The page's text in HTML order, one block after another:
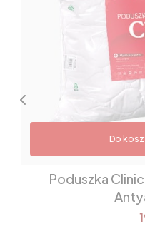
Do
Poduszka